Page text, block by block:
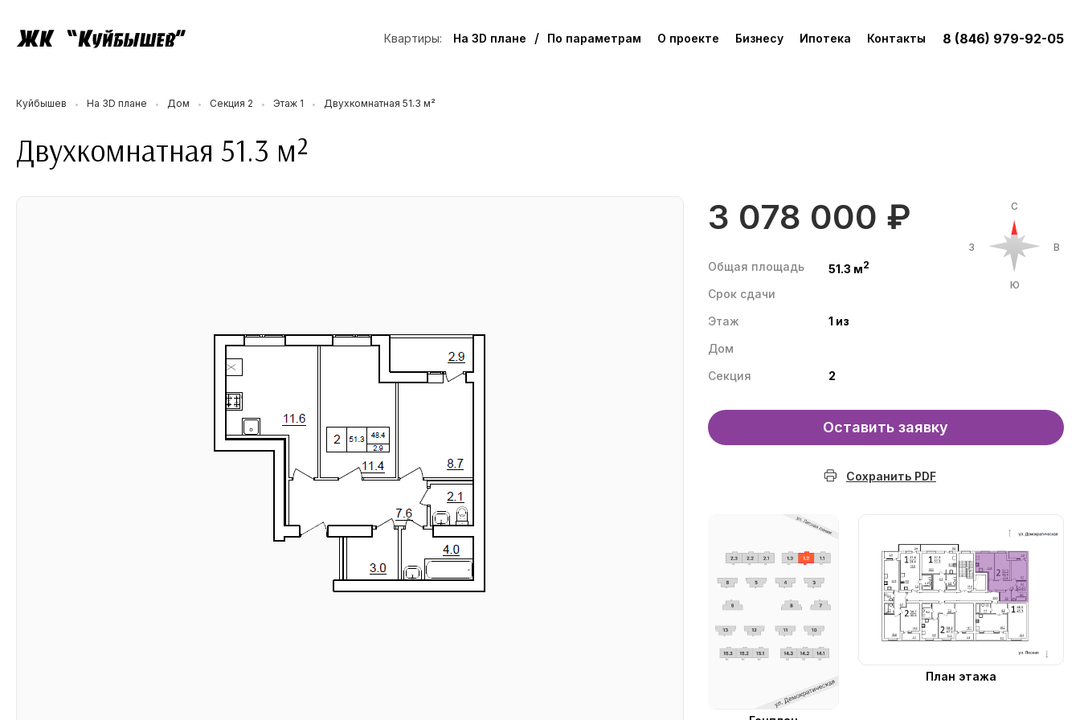
Квартиры: На 3D плане / По параметрам О проекте Бизнесу Ипотека Контакты 8 (846) 979-92-05
Куйбышев • На 3D плане • Дом • Секция 2 • Этаж 1 • Двухкомнатная 51.3 м²
Двухкомнатная 51.3 м²
С
Ю
З В
3 078 000 ₽
Общая площадь 51.3 м2
Срок сдачи
Этаж
1 из
Дом
Секция
2
Оставить заявку
Сохранить PDF
План этажа
ЖК Куйбышев, 2-комн №1
Как к вам обращаться